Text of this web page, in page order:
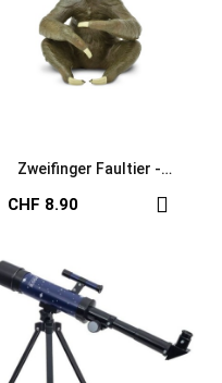
Zweifinger Faultier -
CHF 8.90